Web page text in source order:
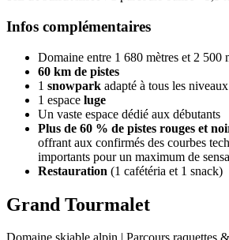
Infos complémentaires
Domaine entre 1 680 mètres et 2 500
60 km de pistes
1 snowpark adapté à tous les
1 espace luge
Un vaste espace dédié aux débutants
Plus de 60 % de pistes rouges et
offrant aux confirmés des courbes
importants pour un maximum de
Restauration (1 cafétéria et 1 snack)
Grand Tourmalet